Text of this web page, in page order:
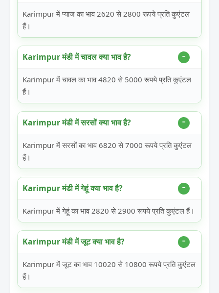
Karimpur में प्याज का भाव 2620 से 2800 रूपये प्रति कुएंटल
हैं।
Karimpur मंडी में चावल क्या भाव है?
Karimpur में चावल का भाव 4820 से 5000 रूपये प्रति कुएंटल
हैं।
Karimpur मंडी में सरसों क्या भाव है?
Karimpur में सरसों का भाव 6820 से 7000 रूपये प्रति कुएंटल
हैं।
Karimpur मंडी में गेहूं क्या भाव है?
Karimpur में गेहूं का भाव 2820 से 2900 रूपये प्रति कुएंटल हैं।
Karimpur मंडी में जूट क्या भाव है?
Karimpur में जूट का भाव 10020 से 10800 रूपये प्रति कुएंटल
हैं।